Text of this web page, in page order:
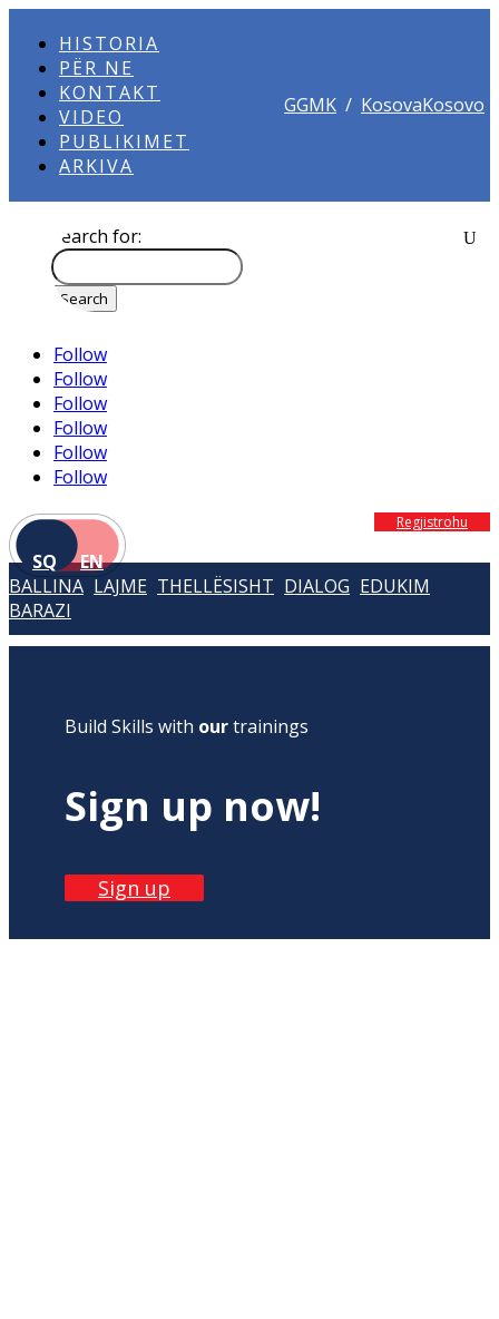
HISTORIA
PËR NE
KONTAKT
VIDEO
PUBLIKIMET
ARKIVA
GGMK / KosovaKosovo
Search for:
Follow
Follow
Follow
Follow
Follow
Follow
SQ EN
Regjistrohu
BALLINA LAJME THELLËSISHT DIALOG EDUKIM
BARAZI
Build Skills with ourtrainings
Sign up now!
Sign up